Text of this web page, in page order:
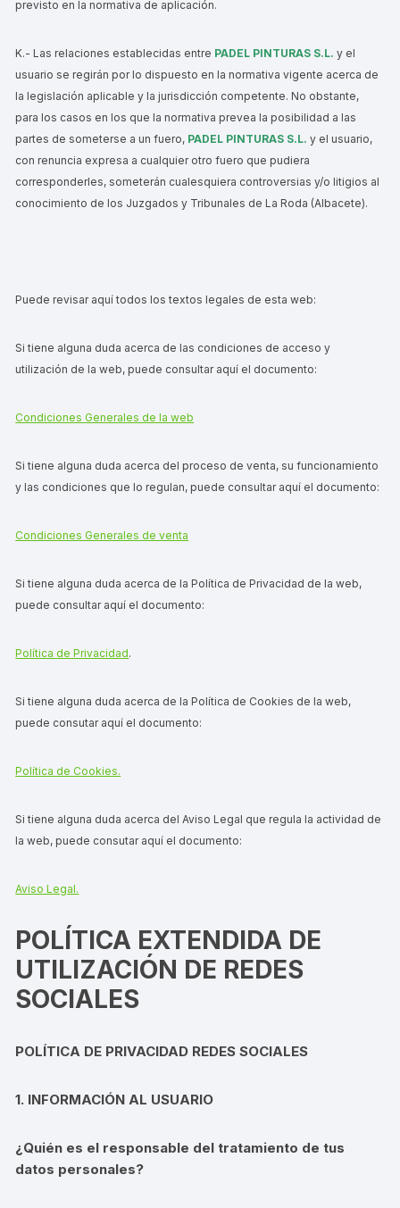
previsto en la normativa de aplicación.
K.- Las relaciones establecidas entre PADEL PINTURAS S.L. y el
usuario se regirán por lo dispuesto en la normativa vigente acerca de
la legislación aplicable y la jurisdicción competente. No obstante,
para los casos en los que la normativa prevea la posibilidad a las
partes de someterse a un fuero, PADEL PINTURAS S.L. y el usuario,
con renuncia expresa a cualquier otro fuero que pudiera
corresponderles, someterán cualesquiera controversias y/o litigios al
conocimiento de los Juzgados y Tribunales de La Roda (Albacete).
Puede revisar aquí todos los textos legales de esta web:
Si tiene alguna duda acerca de las condiciones de acceso y
utilización de la web, puede consultar aquí el documento:
Condiciones Generales de la web
Si tiene alguna duda acerca del proceso de venta, su funcionamiento
y las condiciones que lo regulan, puede consultar aquí el documento:
Condiciones Generales de venta
Si tiene alguna duda acerca de la Política de Privacidad de la web,
puede consultar aquí el documento:
Política de Privacidad.
Si tiene alguna duda acerca de la Política de Cookies de la web,
puede consutar aquí el documento:
Política de Cookies.
Si tiene alguna duda acerca del Aviso Legal que regula la actividad de
la web, puede consutar aquí el documento:
Aviso Legal.
POLÍTICA EXTENDIDA DE
UTILIZACIÓN DE REDES
SOCIALES
POLÍTICA DE PRIVACIDAD REDES SOCIALES
1. INFORMACIÓN AL USUARIO
¿Quién es el responsable del tratamiento de tus
datos personales?